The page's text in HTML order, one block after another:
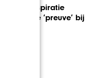
Een unieke
restaurant